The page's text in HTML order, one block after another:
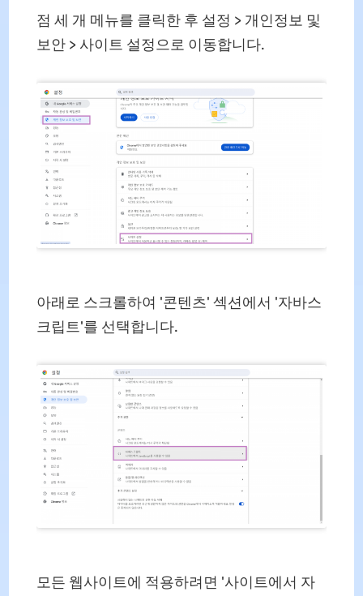
점 세 개 메뉴를 클릭한 후 설정 > 개인정보 및
보안 > 사이트 설정으로 이동합니다.
아래로 스크롤하여 '콘텐츠' 섹션에서 '자바스
크립트'를 선택합니다.
모든 웹사이트에 적용하려면 '사이트에서 자